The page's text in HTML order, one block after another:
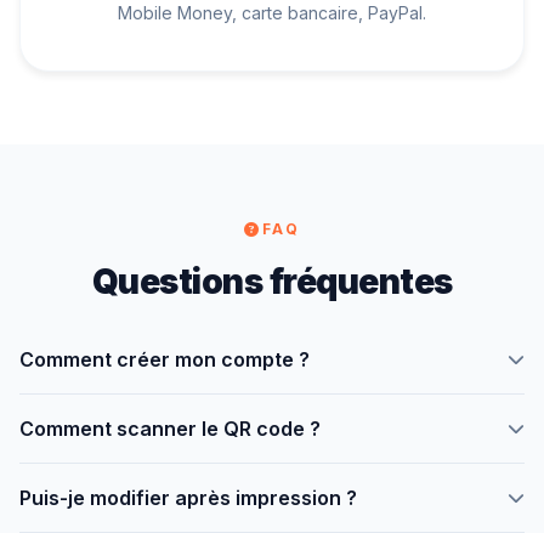
Mobile Money, carte bancaire, PayPal.
FAQ
Questions fréquentes
Comment créer mon compte ?
formulaire. Gratuit, 2 minutes.
Comment scanner le QR code ?
nécessaire.
Puis-je modifier après impression ?